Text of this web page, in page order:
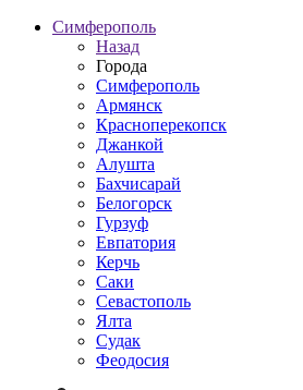
Симферополь
Назад
Города
Симферополь
Армянск
Красноперекопск
Джанкой
Алушта
Бахчисарай
Белогорск
Гурзуф
Евпатория
Керчь
Саки
Севастополь
Ялта
Судак
Феодосия